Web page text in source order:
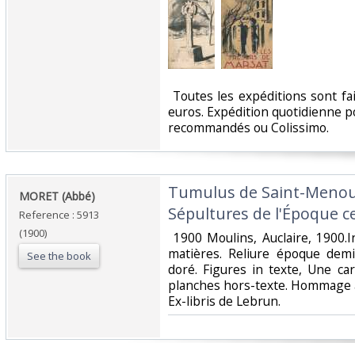
Toutes les expéditions sont
euros. Expédition quotidienne
recommandés ou Colissimo. ‎
‎MORET (Abbé)‎
Reference : 5913
(1900)
See the book
‎Tumulus de Saint-
Sépultures de l'Époque
1900 Moulins, Auclaire,
matières. Reliure époque
doré. Figures in texte, Une
planches hors-texte.
Ex-libris de Lebrun. ‎